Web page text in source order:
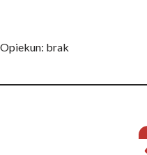
Opiekun: brak